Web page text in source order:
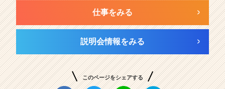
仕事をみる
説明会情報をみる
このページをシェアする